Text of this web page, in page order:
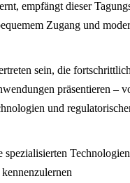
empfängt dieser
Zugang und
sein, die
präsentieren –
und
spezialisierten